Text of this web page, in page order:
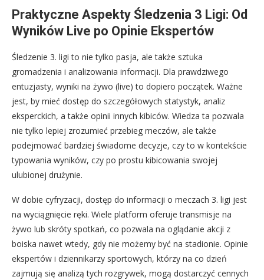
Praktyczne Aspekty Śledzenia 3 Ligi: Od
Wyników Live po Opinie Ekspertów
Śledzenie 3. ligi to nie tylko pasja, ale także sztuka
gromadzenia i analizowania informacji. Dla prawdziwego
entuzjasty, wyniki na żywo (live) to dopiero początek. Ważne
jest, by mieć dostęp do szczegółowych statystyk, analiz
eksperckich, a także opinii innych kibiców. Wiedza ta pozwala
nie tylko lepiej zrozumieć przebieg meczów, ale także
podejmować bardziej świadome decyzje, czy to w kontekście
typowania wyników, czy po prostu kibicowania swojej
ulubionej drużynie.
W dobie cyfryzacji, dostęp do informacji o meczach 3. ligi jest
na wyciągnięcie ręki. Wiele platform oferuje transmisje na
żywo lub skróty spotkań, co pozwala na oglądanie akcji z
boiska nawet wtedy, gdy nie możemy być na stadionie. Opinie
ekspertów i dziennikarzy sportowych, którzy na co dzień
zajmują się analizą tych rozgrywek, mogą dostarczyć cennych